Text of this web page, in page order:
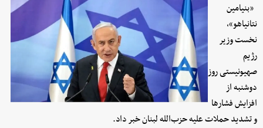
«بنیامین
نتانیاهو»،
نخست ‌وزیر
رژیم
صهیونیستی روز
دوشنبه از
افزایش فشارها
و تشدید حملات علیه حزب‌الله لبنان خبر داد.